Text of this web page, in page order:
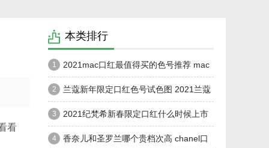
看
本类排行
1 2021mac口红最值得买的色号推荐 mac
口红最受欢迎的色号是哪个
2 兰蔻新年限定口红色号试色图 2021兰蔻
新年限量版菁纯唇膏多少钱
3 2021纪梵希新春限定口红什么时候上市
纪梵希2021新春限定口红在哪买
4 香奈儿和圣罗兰哪个贵档次高 chanel口